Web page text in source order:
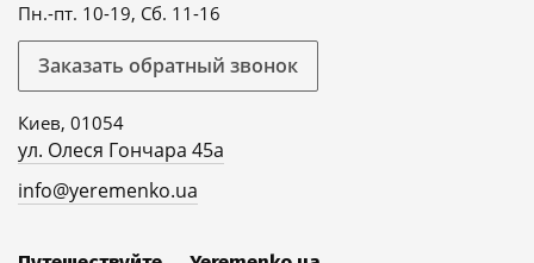
Пн.-пт. 10-19, Сб. 11-16
Заказать обратный звонок
Киев, 01054
ул. Олеся Гончара 45а
info@yeremenko.ua